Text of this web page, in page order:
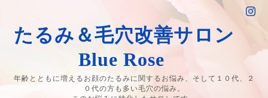
たるみ＆毛穴改善サロン
Blue Rose
年齢とともに増えるお顔のたるみに関するお悩み、そして１０代、２
０代の方も多い毛穴の悩み。